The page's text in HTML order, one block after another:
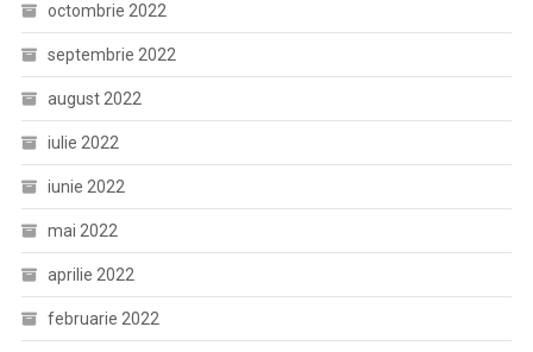
octombrie 2022
septembrie 2022
august 2022
iulie 2022
iunie 2022
mai 2022
aprilie 2022
februarie 2022